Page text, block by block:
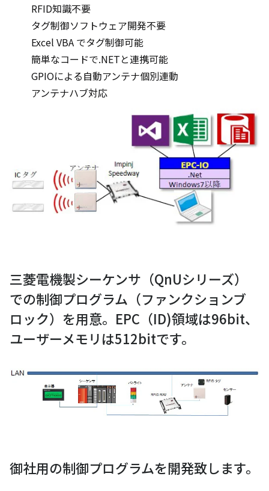
RFID知識不要
タグ制御ソフトウェア開発不要
Excel VBA でタグ制御可能
簡単なコードで.NETと連携可能
GPIOによる自動アンテナ個別連動
アンテナハブ対応
三菱電機製シーケンサ（QnUシリーズ）
での制御プログラム（ファンクションブ
ロック）を用意。EPC（ID)領域は96bit、
ユーザーメモリは512bitです。
御社用の制御プログラムを開発致します。